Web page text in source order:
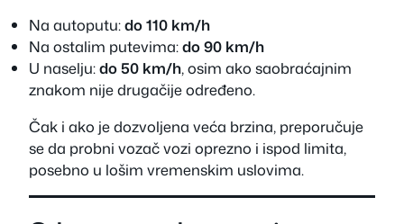
Na autoputu:do 110 km/h
Na ostalim putevima:do 90 km/h
U naselju:do 50 km/h, osim ako saobraćajnim
znakom nije drugačije određeno.
Čak i ako je dozvoljena veća brzina, preporučuje
se da probni vozač vozi oprezno i ispod limita,
posebno u lošim vremenskim uslovima.